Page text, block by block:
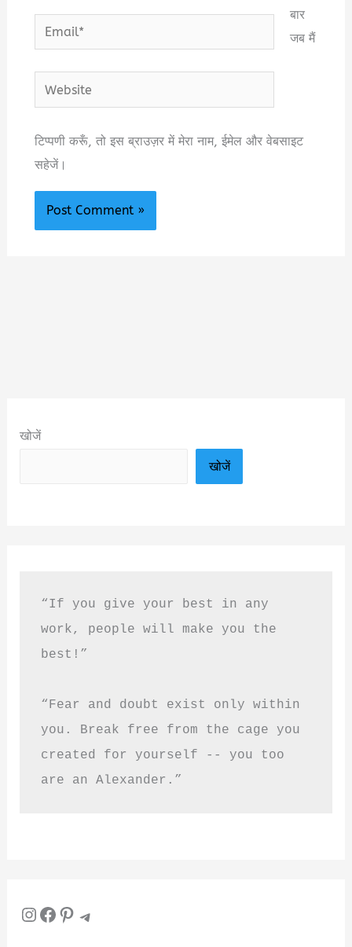
Email*
Website
बार
जब मैं
टिप्पणी करूँ, तो इस ब्राउज़र में मेरा नाम, ईमेल और वेबसाइट
सहेजें।
खोजें
खोजें
“If you give your best in any
work, people will make you the
best!”
“Fear and doubt exist only within
you. Break free from the cage you
created for yourself -- you too
are an Alexander.”
InstagramFacebook Pinterest Telegram